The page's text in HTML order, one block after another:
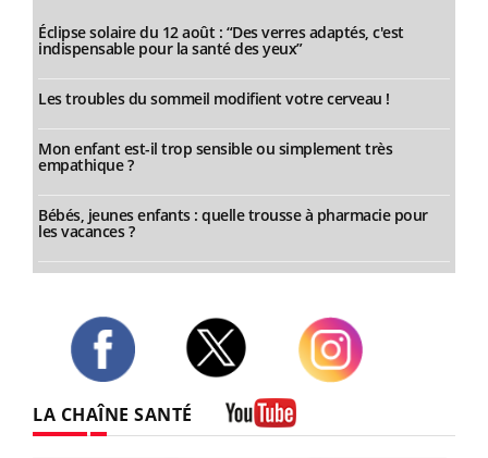
Éclipse solaire du 12 août : “Des verres adaptés, c'est
indispensable pour la santé des yeux”
Les troubles du sommeil modifient votre cerveau !
Mon enfant est-il trop sensible ou simplement très
empathique ?
Bébés, jeunes enfants : quelle trousse à pharmacie pour
les vacances ?
LA CHAÎNE SANTÉ